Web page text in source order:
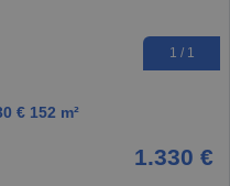
1 / 1
€ 152 m²
1.330 €